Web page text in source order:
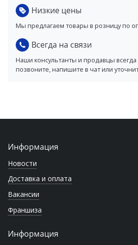
Низкие цены
Мы предлагаем товары в розницу по
Всегда на связи
Наши консультанты и продавцы
позвоните, напишите в чат или
Информация
Новости
Доставка и оплата
Вакансии
Франшиза
Информация